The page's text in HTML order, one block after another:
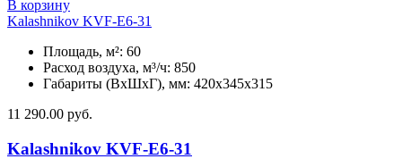
В корзину
Kalashnikov KVF-E6-31
Площадь, м²: 60
Расход воздуха, м³/ч: 850
Габариты (ВхШхГ), мм: 420x345x315
11 290.00 руб.
Kalashnikov KVF-E6-31